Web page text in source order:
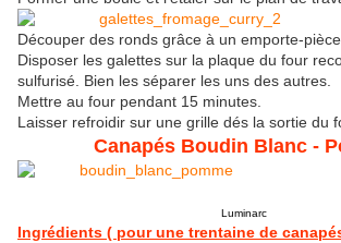
Découper des ronds grâce à un emporte-pièce.
Disposer les galettes sur la plaque du four
sulfurisé. Bien les séparer les uns des autres.
Mettre au four pendant 15 minutes.
Laisser refroidir sur une grille dés la sortie du
Canapés Boudin Blanc -
Luminarc
Ingrédients ( pour une trentaine de